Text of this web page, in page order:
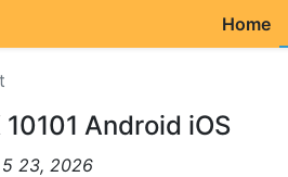
Home
Android iOS
23, 2026